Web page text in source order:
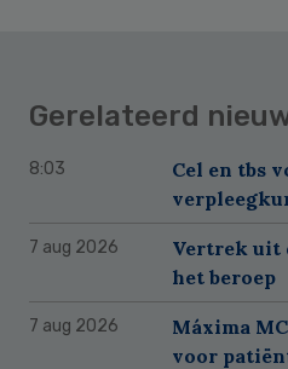
Gerelateerd
8:03
Cel en tbs
7 aug 2026
Vertrek uit
het beroep
7 aug 2026
Máxima
voor